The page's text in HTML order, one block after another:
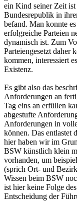
ein Kind seiner Zeit ist
Bundesrepublik in
befand. Man konnte
erfolgreiche Parteien
dynamisch ist. Zum
Parteiengesetzt daher
kommen, interessiert
Existenz.
Es gibt also das
Anforderungen an
Tag eins an erfüllen
abgestufte
Anforderungen in
können. Das entlastet
hier haben wir im
BSW künstlich klein
vorhanden, um
(sprich Ort- und
Wissen beim BSW
ist hier keine Folge
Entscheidung der